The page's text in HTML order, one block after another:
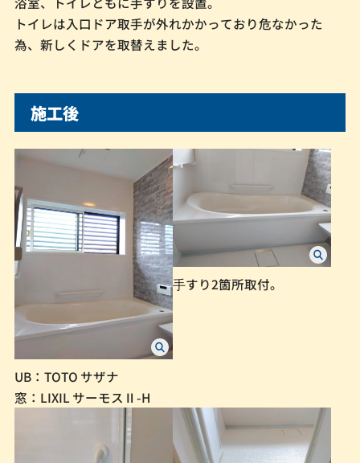
トイレは入口ドア取手が外れかかっており危なかった
為、新しくドアを取替えました。
施工後
UB：TOTO サザナ
窓：LIXIL サーモスⅡ-H
⼿すり2箇所取付。